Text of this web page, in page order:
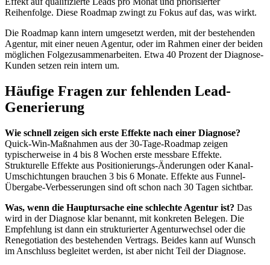
Reihenfolge. Diese Roadmap zwingt zu Fokus auf das, was wirkt.
Die Roadmap kann intern umgesetzt werden, mit der bestehenden
Agentur, mit einer neuen Agentur, oder im Rahmen einer der beiden
möglichen Folgezusammenarbeiten. Etwa 40 Prozent der Diagnose-
Kunden setzen rein intern um.
Häufige Fragen zur fehlenden Lead-
Generierung
Wie schnell zeigen sich erste Effekte nach einer Diagnose?
Quick-Win-Maßnahmen aus der 30-Tage-Roadmap zeigen
typischerweise in 4 bis 8 Wochen erste messbare Effekte.
Strukturelle Effekte aus Positionierungs-Änderungen oder Kanal-
Umschichtungen brauchen 3 bis 6 Monate. Effekte aus Funnel-
Übergabe-Verbesserungen sind oft schon nach 30 Tagen sichtbar.
Was, wenn die Hauptursache eine schlechte Agentur ist? Das
wird in der Diagnose klar benannt, mit konkreten Belegen. Die
Empfehlung ist dann ein strukturierter Agenturwechsel oder die
Renegotiation des bestehenden Vertrags. Beides kann auf Wunsch
im Anschluss begleitet werden, ist aber nicht Teil der Diagnose.